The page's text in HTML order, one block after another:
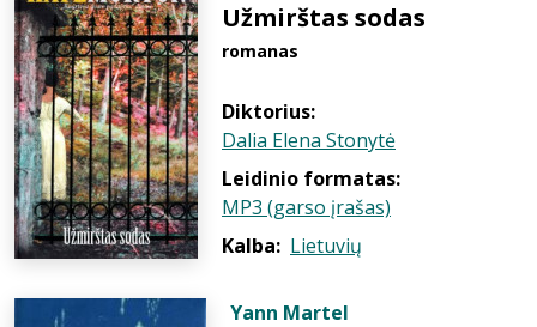
Užmirštas sodas
romanas
Diktorius:
Dalia Elena Stonytė
Leidinio formatas:
MP3 (garso įrašas)
Kalba: Lietuvių
Yann Martel